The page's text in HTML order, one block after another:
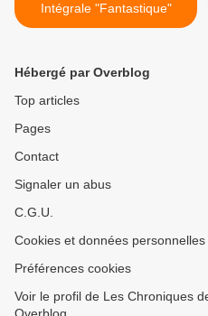
Intégrale "Fantastique"
Hébergé par Overblog
Top articles
Pages
Contact
Signaler un abus
C.G.U.
Cookies et données personnelles
Préférences cookies
Voir le profil de Les Chroniques